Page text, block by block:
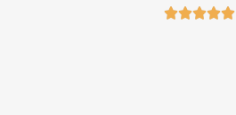
